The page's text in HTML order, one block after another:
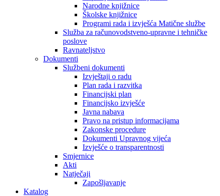
Narodne knjižnice
Školske knjižnice
Programi rada i izvješća Matične službe
Služba za računovodstveno-upravne i tehničke
poslove
Ravnateljstvo
Dokumenti
Službeni dokumenti
Izvještaji o radu
Plan rada i razvitka
Financijski plan
Financijsko izvješće
Javna nabava
Pravo na pristup informacijama
Zakonske procedure
Dokumenti Upravnog vijeća
Izvješće o transparentnosti
Smjernice
Akti
Natječaji
Zapošljavanje
Katalog